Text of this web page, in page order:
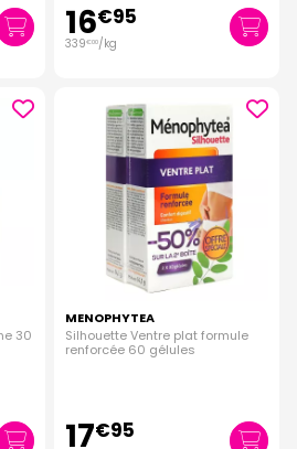
16€95
339€00/kg
30
MENOPHYTEA
Silhouette Ventre plat formule
renforcée 60 gélules
17€95